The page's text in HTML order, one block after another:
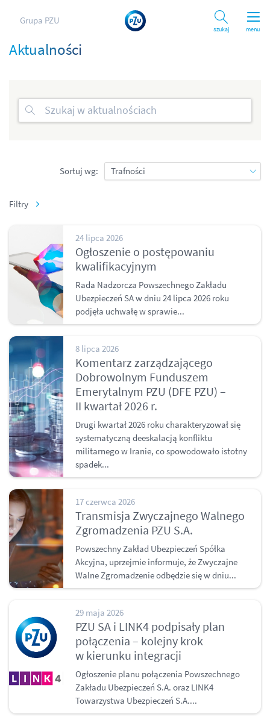
menu
Grupa PZU
Szukaj
Aktualności
Sortuj wg:
Filtry
24 lipca 2026
Ogłoszenie o postępowaniu
kwalifikacyjnym
Rada Nadzorcza Powszechnego Zakładu
Ubezpieczeń SA w dniu 24 lipca 2026 roku
podjęła uchwałę w sprawie...
8 lipca 2026
Komentarz zarządzającego
Dobrowolnym Funduszem
Emerytalnym PZU (DFE PZU) –
II kwartał 2026 r.
Drugi kwartał 2026 roku charakteryzował się
systematyczną deeskalacją konfliktu
militarnego w Iranie, co spowodowało istotny
spadek...
17 czerwca 2026
Transmisja Zwyczajnego Walnego
Zgromadzenia PZU S.A.
Powszechny Zakład Ubezpieczeń Spółka
Akcyjna, uprzejmie informuje, że Zwyczajne
Walne Zgromadzenie odbędzie się w dniu...
29 maja 2026
PZU SA i LINK4 podpisały plan
połączenia – kolejny krok
w kierunku integracji
Ogłoszenie planu połączenia Powszechnego
Zakładu Ubezpieczeń S.A. oraz LINK4
Towarzystwa Ubezpieczeń S.A....